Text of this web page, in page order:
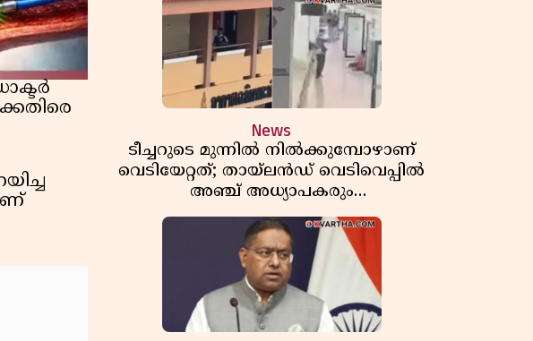
News
ടീച്ചറുടെ മുന്നിൽ നിൽക്കുമ്പോഴാണ്
വെടിയേറ്റത്; തായ്‌ലൻഡ് വെടിവെപ്പിൽ
അഞ്ച് അധ്യാപകരും
മുത്തശ്ശീമുത്തശ്ശന്മാരും കൊല്ലപ്പെട്ടു,
മരണസംഖ്യ 7; ഞെട്ടിക്കുന്ന
വെളിപ്പെടുത്തലുകൾ